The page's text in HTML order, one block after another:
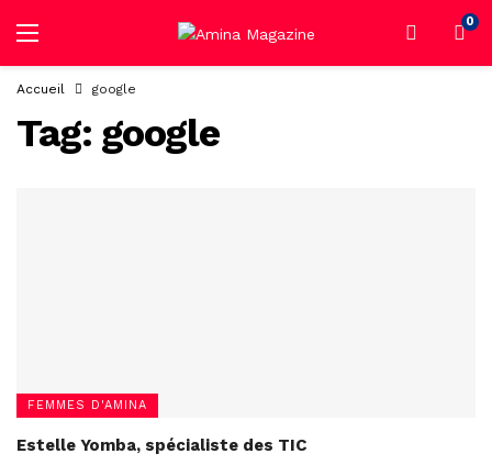
0
Accueil google
Tag: google
FEMMES D'AMINA
Estelle Yomba, spécialiste des TIC